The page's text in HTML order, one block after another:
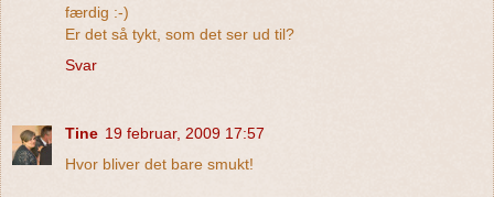
færdig :-)
Er det så tykt, som det ser ud til?
Svar
Tine 19 februar, 2009 17:57
Hvor bliver det bare smukt!